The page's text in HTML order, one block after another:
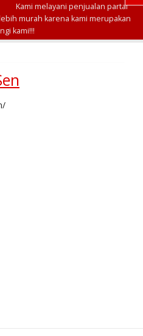
Kami melayani penjualan partai
murah karena kami merupakan
kami!!!